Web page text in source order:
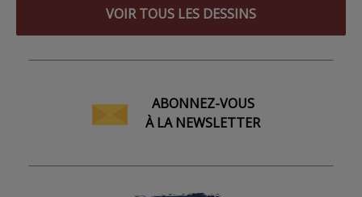
VOIR TOUS LES DESSINS
ABONNEZ-VOUS
À LA NEWSLETTER